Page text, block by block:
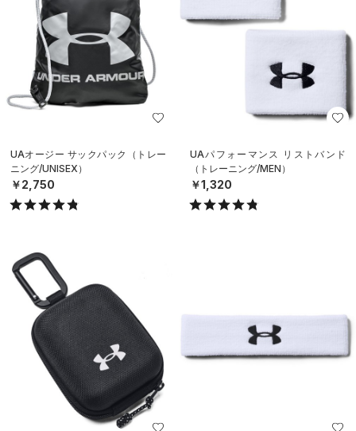
UAオージー サックパック（トレー
ニング/UNISEX）
￥2,750
UAパフォーマンス リストバンド
（トレーニング/MEN）
￥1,320